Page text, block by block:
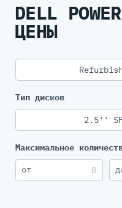
DELL
ЦЕНЫ
Тип дисков
2.5''
Максимальное